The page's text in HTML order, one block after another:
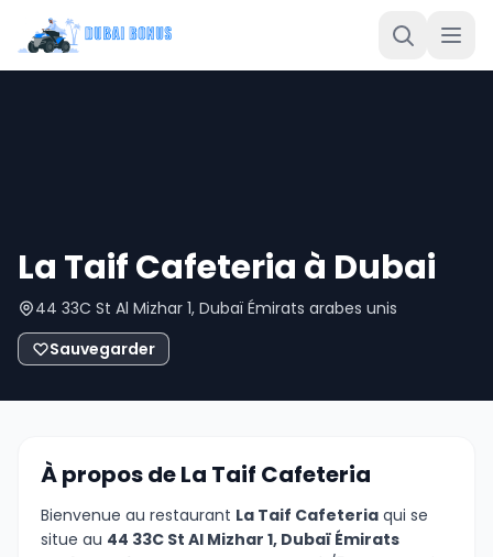
La Taif Cafeteria à Dubai
44 33C St Al Mizhar 1, Dubaï Émirats arabes unis
Sauvegarder
À propos de La Taif Cafeteria
Bienvenue au restaurant La Taif Cafeteria qui se
situe au 44 33C St Al Mizhar 1, Dubaï Émirats